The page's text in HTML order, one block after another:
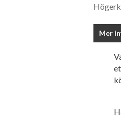
Mer